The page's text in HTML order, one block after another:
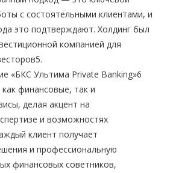
с состоятельными клиентами, и
это подтверждают. Холдинг был
компанией для
5.
«БКС Ультима Private Banking»6
финансовые, так и
делая акцент на
и возможностях
клиент получает
и профессиональную
финансовых советников,